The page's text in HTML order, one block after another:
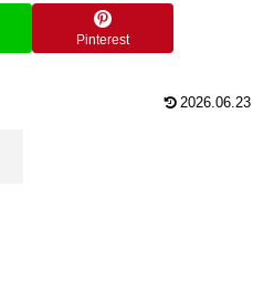
Pinterest
2026.06.23